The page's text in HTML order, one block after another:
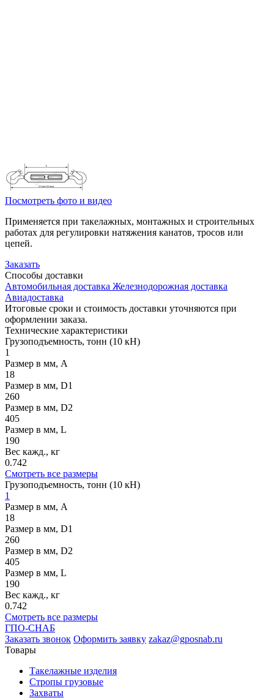
Посмотреть фото и видео
Применяется при такелажных, монтажных и строительных
работах для регулировки натяжения канатов, тросов или
цепей.
Заказать
Способы доставки
Автомобильная доставка Железнодорожная доставка
Авиадоставка
Итоговые сроки и стоимость доставки уточняются при
оформлении заказа.
Технические характеристики
Грузоподъемность, тонн (10 кН)
1
Размер в мм, A
18
Размер в мм, D1
260
Размер в мм, D2
405
Размер в мм, L
190
Вес кажд., кг
0.742
Смотреть все размеры
Грузоподъемность, тонн (10 кН)
1
Размер в мм, A
18
Размер в мм, D1
260
Размер в мм, D2
405
Размер в мм, L
190
Вес кажд., кг
0.742
Смотреть все размеры
ГПО-СНАБ
Заказать звонок Оформить заявку zakaz@gposnab.ru
Товары
Такелажные изделия
Стропы грузовые
Захваты